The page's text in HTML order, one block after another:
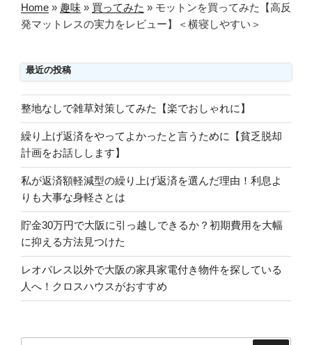
Home » 趣味 » 買ってみた » モットンを買ってみた【高反
発マットレスの実力をレビュー】＜横寝しやすい＞
最近の投稿
整地なしで雑草対策してみた【楽でおしゃれに】
繰り上げ返済をやってよかったと言うために【貧乏脱却
計画をお話しします】
私が返済額軽減型の繰り上げ返済を選んだ理由！利息よ
りも大事な身軽さとは
貯金30万円で大阪に引っ越しできるか？初期費用を大幅
に抑える方法見つけた
レオパレス以外で大阪の家具家電付き物件を探している
人へ！クロスハウスがおすすめ